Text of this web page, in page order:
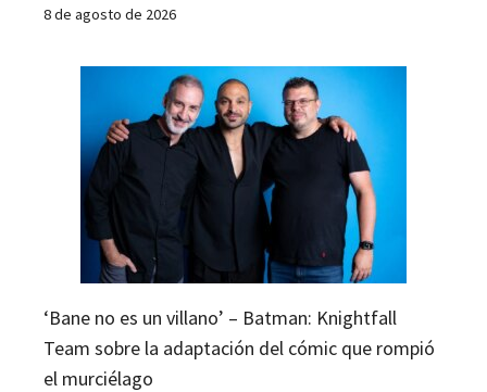
8 de agosto de 2026
‘Bane no es un villano’ – Batman: Knightfall
Team sobre la adaptación del cómic que rompió
el murciélago